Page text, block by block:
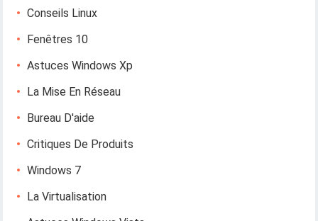
Conseils Linux
Fenêtres 10
Astuces Windows Xp
La Mise En Réseau
Bureau D'aide
Critiques De Produits
Windows 7
La Virtualisation